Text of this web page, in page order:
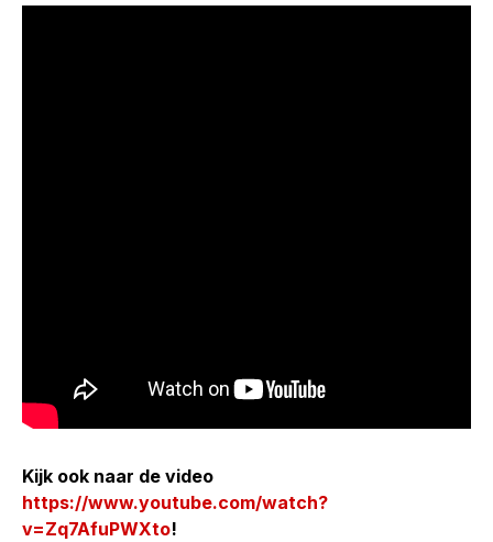
Kijk ook naar de video
https://www.youtube.com/watch?
v=Zq7AfuPWXto!